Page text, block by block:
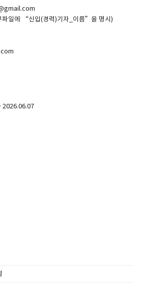
파일에 “신입(경력)기자_이름”을 명시)
2026.06.07